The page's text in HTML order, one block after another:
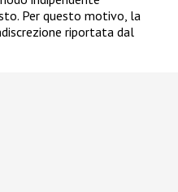
Per questo motivo, la
riportata dal